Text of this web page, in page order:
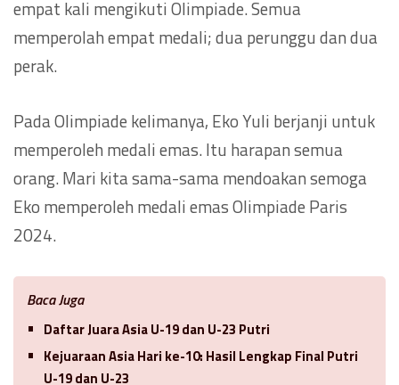
empat kali mengikuti Olimpiade. Semua
memperolah empat medali; dua perunggu dan dua
perak.
Pada Olimpiade kelimanya, Eko Yuli berjanji untuk
memperoleh medali emas. Itu harapan semua
orang. Mari kita sama-sama mendoakan semoga
Eko memperoleh medali emas Olimpiade Paris
2024.
Baca Juga
Daftar Juara Asia U-19 dan U-23 Putri
Kejuaraan Asia Hari ke-10: Hasil Lengkap Final Putri
U-19 dan U-23